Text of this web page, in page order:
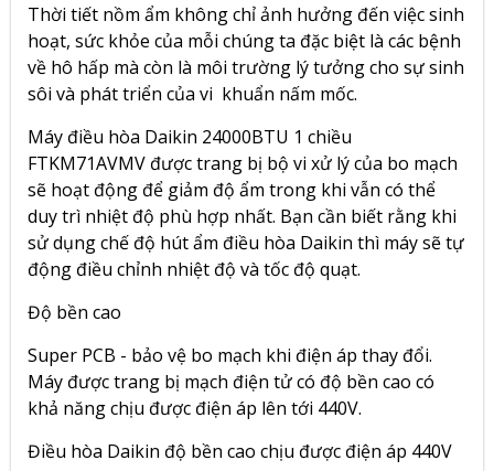
Thời tiết nồm ẩm không chỉ ảnh hưởng đến việc sinh
hoạt, sức khỏe của mỗi chúng ta đặc biệt là các bệnh
về hô hấp mà còn là môi trường lý tưởng cho sự sinh
sôi và phát triển của vi khuẩn nấm mốc.
Máy điều hòa Daikin 24000BTU 1 chiều
FTKM71AVMV được trang bị bộ vi xử lý của bo mạch
sẽ hoạt động để giảm độ ẩm trong khi vẫn có thể
duy trì nhiệt độ phù hợp nhất. Bạn cần biết rằng khi
sử dụng chế độ hút ẩm điều hòa Daikin thì máy sẽ tự
động điều chỉnh nhiệt độ và tốc độ quạt.
Độ bền cao
Super PCB - bảo vệ bo mạch khi điện áp thay đổi.
Máy được trang bị mạch điện tử có độ bền cao có
khả năng chịu được điện áp lên tới 440V.
Điều hòa Daikin độ bền cao chịu được điện áp 440V